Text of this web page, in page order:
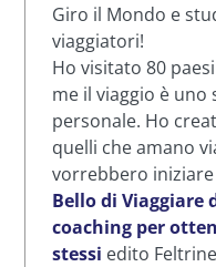
Giro il Mondo e
viaggiatori!
Ho visitato 80
me il viaggio è
personale. Ho
quelli che amano
vorrebbero
Bello di Viaggiare
coaching per
stessi edito